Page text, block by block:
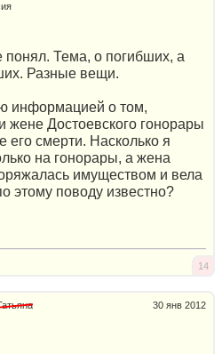
понял. Тема, о погибших, а
Разные вещи.
информацией о том,
жене Достоевского гонорары
его смерти. Насколько я
на гонорары, а жена
имуществом и вела
этому поводу известно?
14
30 янв 2012